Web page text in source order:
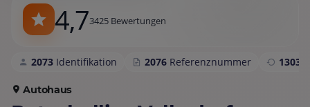
4,73425 Bewertungen
2073 Identifikation 2076 Referenznummer 1303
Autohaus